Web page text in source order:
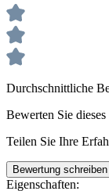
Durchschnittliche
Bewerten Sie
Teilen Sie Ihre
Bewertung schreiben
Eigenschaften: